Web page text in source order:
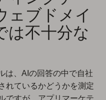
ェブドメイ
は不十分な
は、AIの回答の中で自社
れているかどうかを測定
ですが、アプリマーケテ